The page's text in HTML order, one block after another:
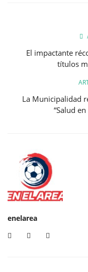
El impactante
títulos
La Municipalidad
“Salud
enelarea